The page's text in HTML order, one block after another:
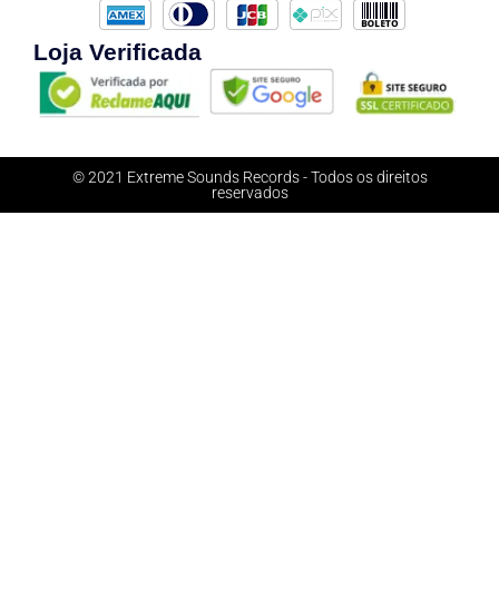
Loja Verificada
© 2021 Extreme Sounds Records - Todos os direitos
reservados